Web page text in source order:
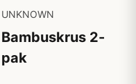
UNKNOWN
Bambuskrus 2-
pak